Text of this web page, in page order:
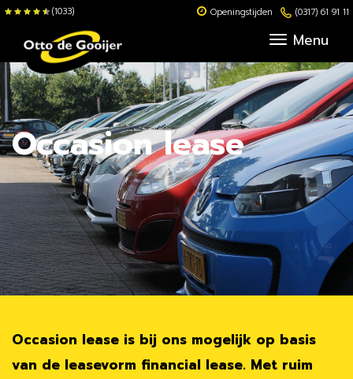
(1033) Openingstijden (0317) 61 91 11
Menu
Occasion lease
Occasion lease is bij ons mogelijk op basis
van de leasevorm financial lease. Met ruim